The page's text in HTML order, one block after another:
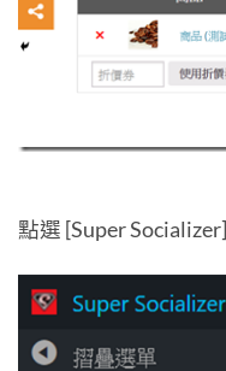
點選 [Super